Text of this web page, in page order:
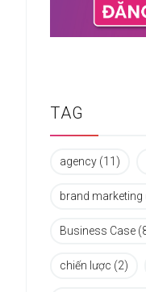
TAG
agency (11)
brand marketing
Business Case
chiến lược (2)